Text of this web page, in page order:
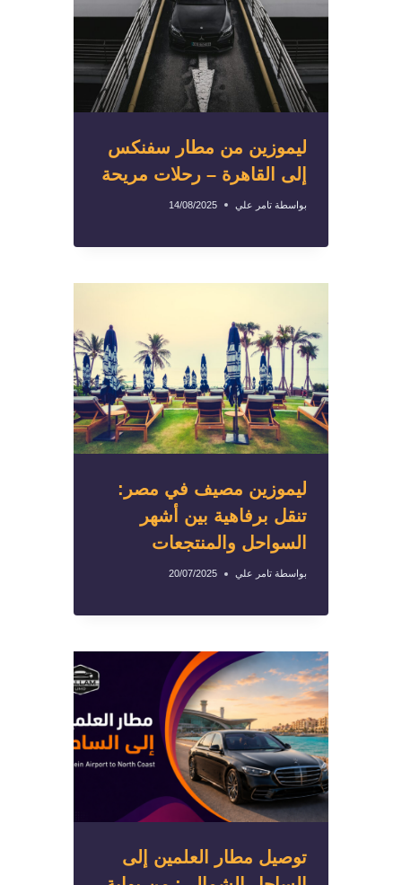
ليموزين من مطار سفنكس
إلى القاهرة – رحلات مريحة
بواسطة تامر علي 14/08/2025
ليموزين مصيف في مصر:
تنقل برفاهية بين أشهر
السواحل والمنتجعات
بواسطة تامر علي 20/07/2025
توصيل مطار العلمين إلى